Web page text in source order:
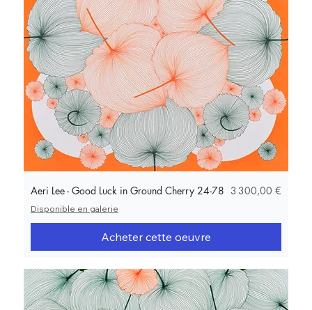
Aeri Lee - Good Luck in Ground Cherry 24-78 Prix
3 300,00 €
Disponible en galerie
Acheter cette oeuvre